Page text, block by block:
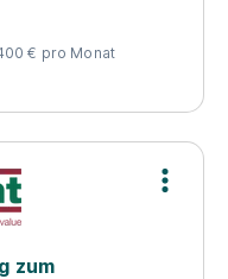
€ pro Monat
zum